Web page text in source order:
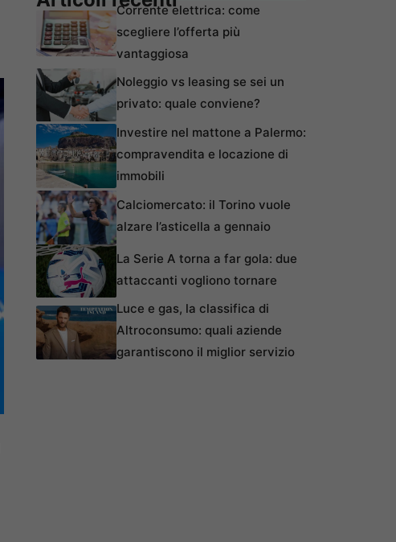
Corrente elettrica: come
scegliere l’offerta più
vantaggiosa
Noleggio vs leasing se sei un
privato: quale conviene?
Investire nel mattone a Palermo:
compravendita e locazione di
immobili
Calciomercato: il Torino vuole
alzare l’asticella a gennaio
La Serie A torna a far gola: due
attaccanti vogliono tornare
Luce e gas, la classifica di
Altroconsumo: quali aziende
garantiscono il miglior servizio